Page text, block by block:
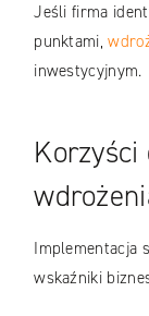
Jeśli firma
punktami,
inwestycyjnym.
Implementacja
wskaźniki